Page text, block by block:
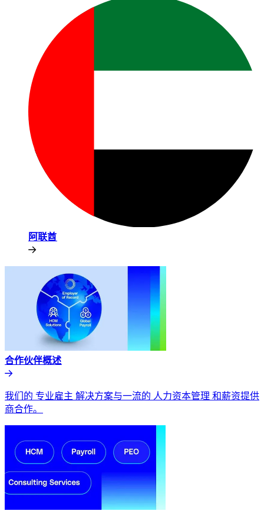
阿联酋​​
合作伙伴概述​​
我们的 专业雇主 解决方案与一流的 人力资本管理 和薪资提供
商合作。​​